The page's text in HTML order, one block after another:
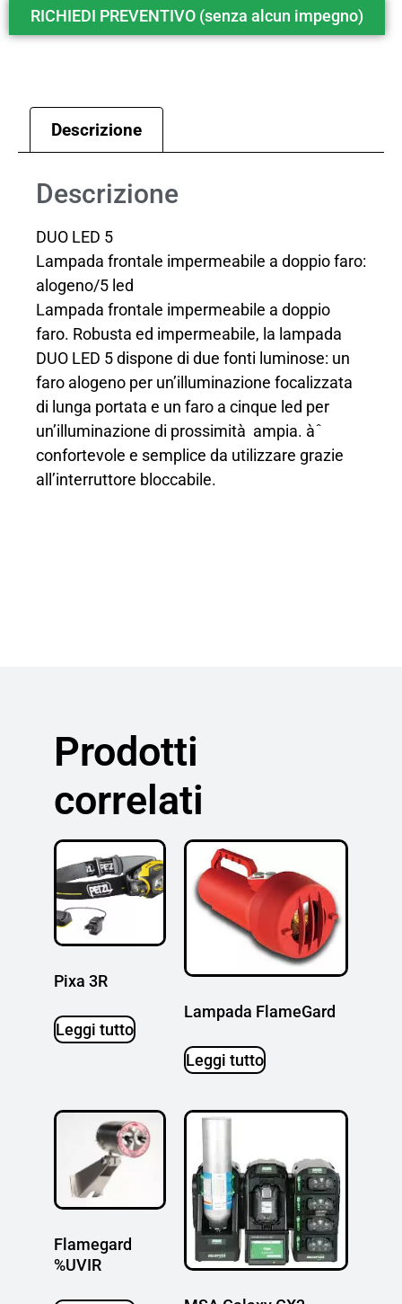
RICHIEDI PREVENTIVO (senza alcun impegno)
Descrizione
Descrizione
DUO LED 5
Lampada frontale impermeabile a doppio faro:
alogeno/5 led
Lampada frontale impermeabile a doppio
faro. Robusta ed impermeabile, la lampada
DUO LED 5 dispone di due fonti luminose: un
faro alogeno per un’illuminazione focalizzata
di lunga portata e un faro a cinque led per
un’illuminazione di prossimità ampia. àˆ
confortevole e semplice da utilizzare grazie
all’interruttore bloccabile.
Prodotti
correlati
Pixa 3R
Leggi tutto
Lampada FlameGard
Leggi tutto
Flamegard
%UVIR